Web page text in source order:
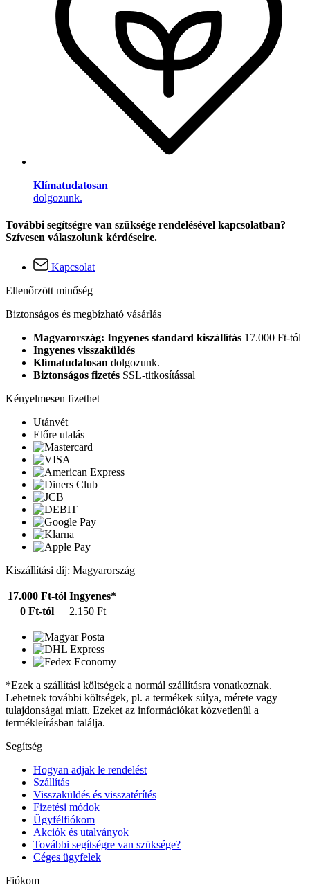
Klímatudatosan
dolgozunk.
További segítségre van szüksége rendelésével kapcsolatban?
Szívesen válaszolunk kérdéseire.
Kapcsolat
Ellenőrzött minőség
Biztonságos és megbízható vásárlás
Magyarország: Ingyenes standard kiszállítás 17.000 Ft-tól
Ingyenes visszaküldés
Klímatudatosan dolgozunk.
Biztonságos fizetés SSL-titkosítással
Kényelmesen fizethet
Utánvét
Előre utalás
Kiszállítási díj: Magyarország
17.000 Ft-tól Ingyenes*
0 Ft-tól
2.150 Ft
*Ezek a szállítási költségek a normál szállításra vonatkoznak.
Lehetnek további költségek, pl. a termékek súlya, mérete vagy
tulajdonságai miatt. Ezeket az információkat közvetlenül a
termékleírásban találja.
Segítség
Hogyan adjak le rendelést
Szállítás
Visszaküldés és visszatérítés
Fizetési módok
Ügyfélfiókom
Akciók és utalványok
További segítségre van szüksége?
Céges ügyfelek
Fiókom